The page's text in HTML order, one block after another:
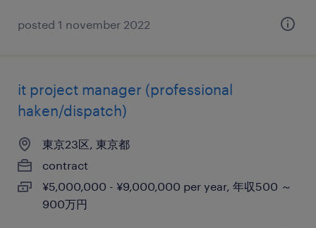
posted 1 november 2022
it project manager (professional
haken/dispatch)
東京23区, 東京都
contract
¥5,000,000 - ¥9,000,000 per year, 年収500 ～
900万円